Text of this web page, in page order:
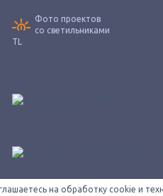
Фото проектов
со светильниками
TL
на обработку cookie и